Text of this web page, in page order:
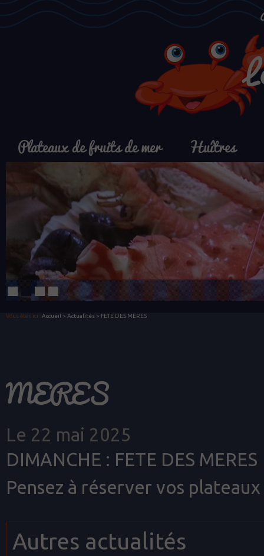
Plateaux de fruits de mer Huîtres
Vous êtes ici :Accueil > Actualités > FETE DES MERES
MERES
Le 22 mai 2025
DIMANCHE : FETE DES MERES
Pensez à réserver vos
Autres actualités